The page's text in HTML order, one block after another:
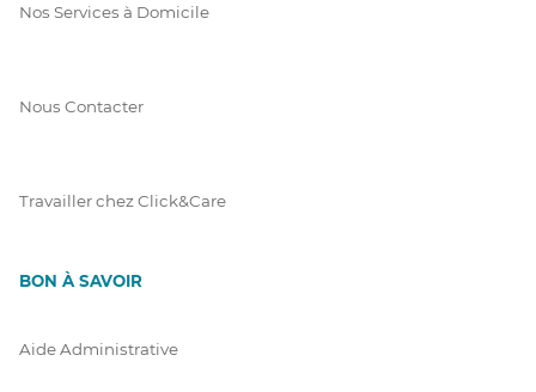
Nos Services à Domicile
Nous Contacter
Travailler chez Click&Care
BON À SAVOIR
Aide Administrative